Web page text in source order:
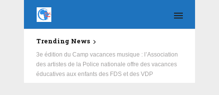
Trending News
Education : la fédération de la Russie rénove les
écoles primaire et collège du Camp Général
Aboubacar Sangoulé Lamizana